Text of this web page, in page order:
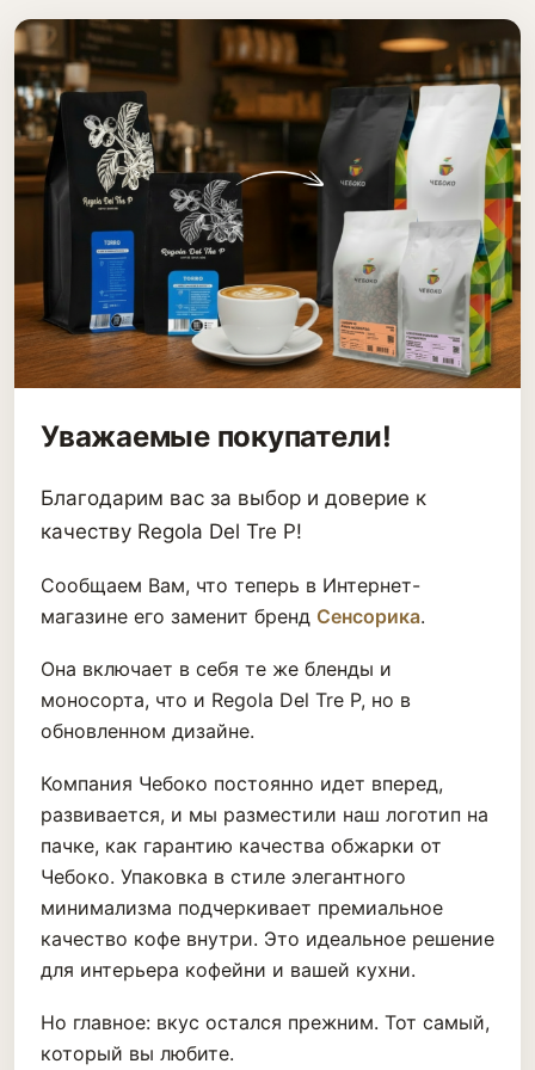
Уважаемые покупатели!
Благодарим вас за выбор и доверие к
качеству Regola Del Tre P!
Сообщаем Вам, что теперь в Интернет-
магазине его заменит бренд Сенсорика.
Она включает в себя те же бленды и
моносорта, что и Regola Del Tre P, но в
обновленном дизайне.
Компания Чебоко постоянно идет вперед,
развивается, и мы разместили наш логотип на
пачке, как гарантию качества обжарки от
Чебоко. Упаковка в стиле элегантного
минимализма подчеркивает премиальное
качество кофе внутри. Это идеальное решение
для интерьера кофейни и вашей кухни.
Но главное: вкус остался прежним. Тот самый,
который вы любите.